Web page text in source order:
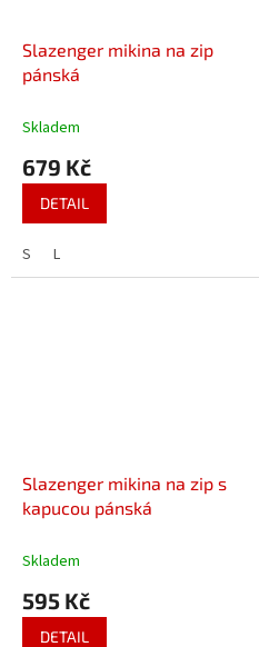
Slazenger mikina na zip
pánská
Skladem
679 Kč
DETAIL
S L
Slazenger mikina na zip s
kapucou pánská
Skladem
595 Kč
DETAIL